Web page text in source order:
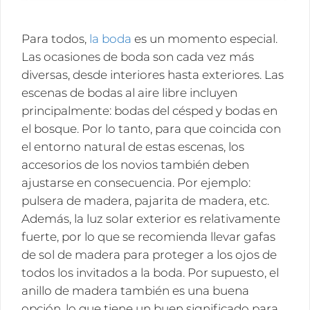
Para todos, la boda es un momento especial.
Las ocasiones de boda son cada vez más
diversas, desde interiores hasta exteriores. Las
escenas de bodas al aire libre incluyen
principalmente: bodas del césped y bodas en
el bosque. Por lo tanto, para que coincida con
el entorno natural de estas escenas, los
accesorios de los novios también deben
ajustarse en consecuencia. Por ejemplo:
pulsera de madera, pajarita de madera, etc.
Además, la luz solar exterior es relativamente
fuerte, por lo que se recomienda llevar gafas
de sol de madera para proteger a los ojos de
todos los invitados a la boda. Por supuesto, el
anillo de madera también es una buena